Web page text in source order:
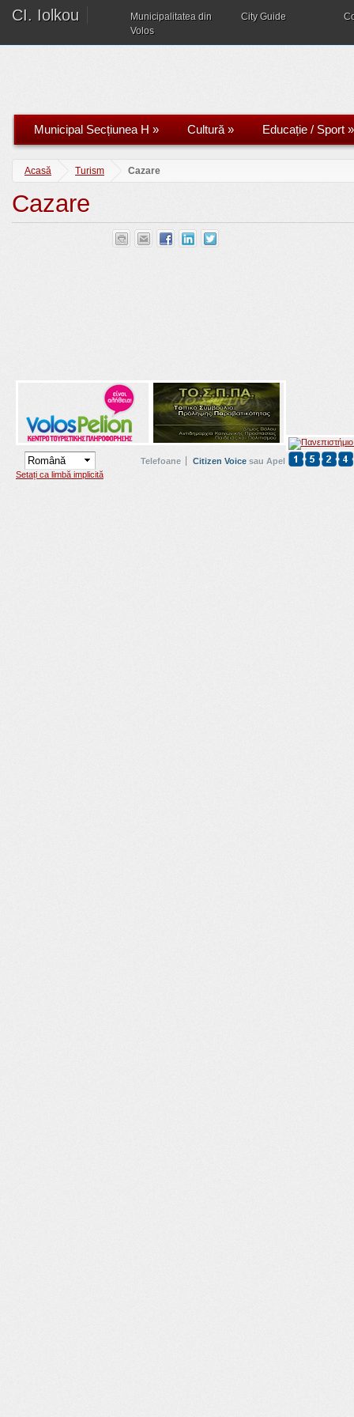
CI. Iolkou
Municipalitatea din
Volos
City Guide
Municipal Secțiunea H » Cultură» Educație / Sport »
Acasă Turism Cazare
Cazare
Setați ca limbă implicită
Telefoane Citizen Voice sau Apel